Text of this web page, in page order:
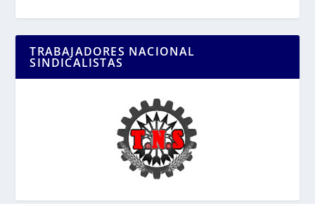
TRABAJADORES NACIONAL
SINDICALISTAS